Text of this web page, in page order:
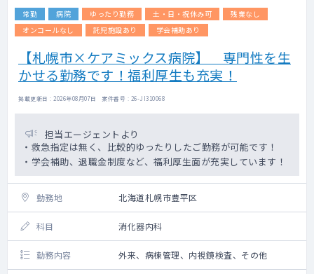
常勤 病院 ゆったり勤務 土・日・祝休み可
残業なし
オンコールなし
託児施設あり 学会補助あり
【札幌市×ケアミックス病院】 専門性を生
かせる勤務です！福利厚生も充実！
掲載更新日 : 2026年08月07日 案件番号 : 26-JI310068
担当エージェントより
・救急指定は無く、比較的ゆったりしたご勤務が可能です！
・学会補助、退職金制度など、福利厚生面が充実しています！
勤務地 北海道札幌市豊平区
科目 消化器内科
勤務内容 外来、病棟管理、内視鏡検査、その他